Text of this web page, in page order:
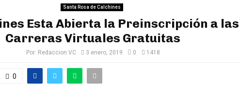
Santa Rosa de Calchines
Esta Abierta la Preinscripción a las
Carreras Virtuales Gratuitas
Por: Redaccion VC 3 enero, 2019 0 1418
0